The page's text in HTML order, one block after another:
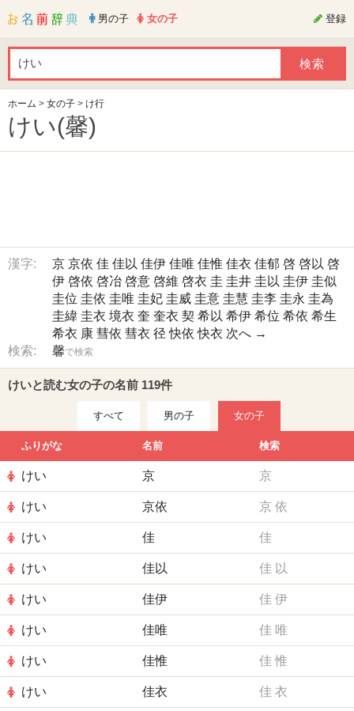
男の子 女の子 登録
ホーム > 女の子 > け行
けい(馨)
漢字: 京 京依 佳 佳以 佳伊 佳唯 佳惟 佳衣 佳郁 啓 啓以 啓
伊 啓依 啓冶 啓意 啓維 啓衣 圭 圭井 圭以 圭伊 圭似
圭位 圭依 圭唯 圭妃 圭威 圭意 圭慧 圭李 圭永 圭為
圭緯 圭衣 境衣 奎 奎衣 契 希以 希伊 希位 希依 希生
希衣 康 彗依 彗衣 径 快依 快衣 次へ →
検索:
馨で検索
けいと読む女の子の名前 119件
すべて 男の子 女の子
ふりがな 名前 検索
けい 京 京
けい 京依 京 依
けい 佳 佳
けい 佳以 佳 以
けい 佳伊 佳 伊
けい 佳唯 佳 唯
けい 佳惟 佳 惟
けい 佳衣 佳 衣